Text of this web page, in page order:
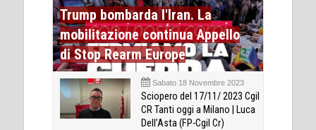
Trump bombarda l'Iran. La
mobilitazione continua Appello
di Stop Rearm Europe
Sabato 18 Novembre 2023
Sciopero del 17/11/ 2023 Cgil
CR Tanti oggi a Milano | Luca
Dell’Asta (FP-Cgil Cr)